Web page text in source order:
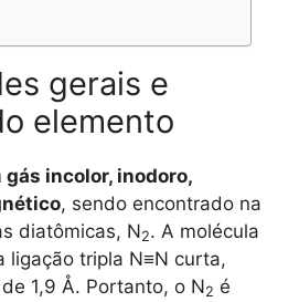
gerais e
elemento
incolor, inodoro,
, sendo encontrado na
diatômicas, N2. A molécula
ligação tripla N≡N curta,
1,9 Å. Portanto, o N2 é